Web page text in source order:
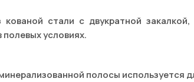
стали с двукратной
условиях.
полосы используется